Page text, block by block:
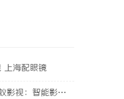
上海配眼镜
影视平台的未来趋势与优势